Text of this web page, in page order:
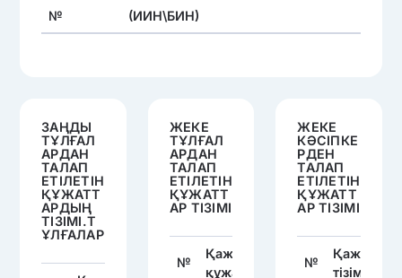
№ (ИИН\БИН)
ЗАҢДЫ
ТҰЛҒАЛ
АРДАН
ТАЛАП
ЕТІЛЕТІН
ҚҰЖАТТ
АРДЫҢ
ТІЗІМІ.Т
ҰЛҒАЛАР
ЖЕКЕ
ТҰЛҒАЛ
АРДАН
ТАЛАП
ЕТІЛЕТІН
ҚҰЖАТТ
АР ТІЗІМІ
№
Қажетті
құжаттар тізімі
ЖЕКЕ
КӘСІПКЕ
РДЕН
ТАЛАП
ЕТІЛЕТІН
ҚҰЖАТТ
АР ТІЗІМІ
№
Қажетті
тізімі